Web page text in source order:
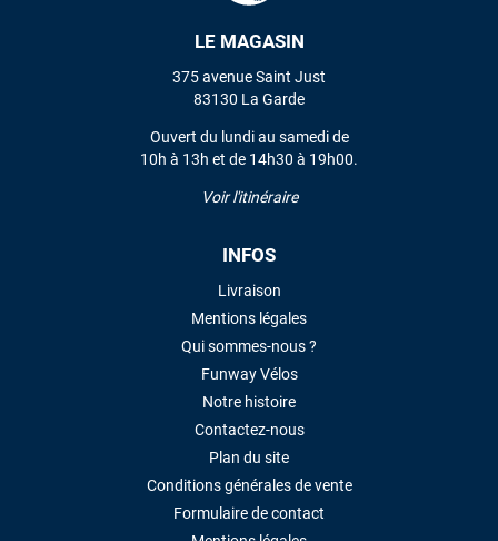
LE MAGASIN
375 avenue Saint Just
83130 La Garde
Ouvert du lundi au samedi de
10h à 13h et de 14h30 à 19h00.
Voir l'itinéraire
INFOS
Livraison
Mentions légales
Qui sommes-nous ?
Funway Vélos
Notre histoire
Contactez-nous
Plan du site
Conditions générales de vente
Formulaire de contact
LAISSER UN AVIS